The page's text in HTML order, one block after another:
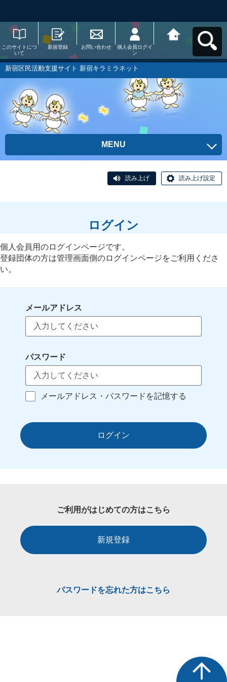
このサイトにつ
いて
新規登録 お問い合わせ
個人会員ログイ
ン
ラミラネットへ
新宿区民活動支援サイト 新宿キラミラネット
MENU
読み上げ 読み上げ設定
ログイン
個人会員用のログインページです。
登録団体の方は管理画面側のログインページをご利用くださ
い。
メールアドレス
パスワード
メールアドレス・パスワードを記憶する
ログイン
ご利用がはじめての方はこちら
新規登録
パスワードを忘れた方はこちら